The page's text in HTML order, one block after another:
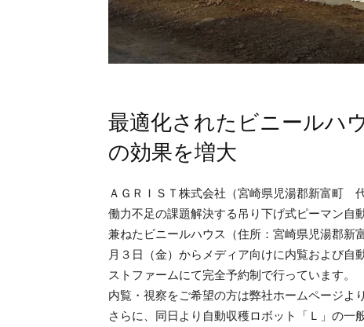
最適化されたビニールハ
の効果を増大
ＡＧＲＩＳＴ株式会社（宮崎県児湯郡新富町
働力不足の課題解決する吊り下げ式ピーマン自
兼ねたビニールハウス（住所：宮崎県児湯郡
月３日（金）からメディア向けに内覧および自
ストファームにて完全予約制で行っています。
内覧・視察をご希望の方は弊社ホームページよ
さらに、同日より自動収穫ロボット「Ｌ」の一